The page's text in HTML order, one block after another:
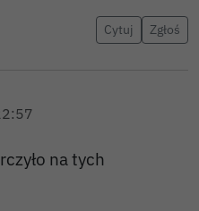
Cytuj Zgłoś
na tych